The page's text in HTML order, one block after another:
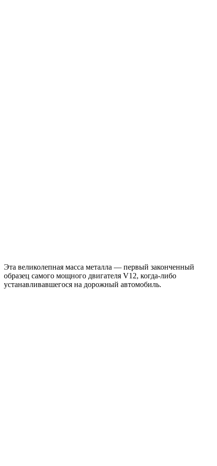
Эта великолепная масса металла — первый законченный
образец самого мощного двигателя V12, когда-либо
устанавливавшегося на дорожный автомобиль.